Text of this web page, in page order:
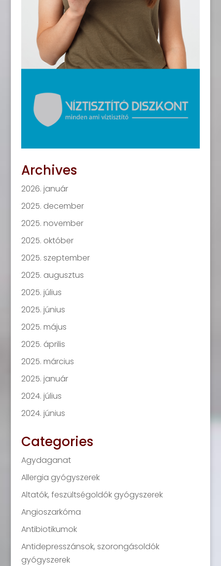
Archives
2026. január
2025. december
2025. november
2025. október
2025. szeptember
2025. augusztus
2025. július
2025. június
2025. május
2025. április
2025. március
2025. január
2024. július
2024. június
Categories
Agydaganat
Allergia gyógyszerek
Altatók, feszültségoldók gyógyszerek
Angioszarkóma
Antibiotikumok
Antidepresszánsok, szorongásoldók
gyógyszerek